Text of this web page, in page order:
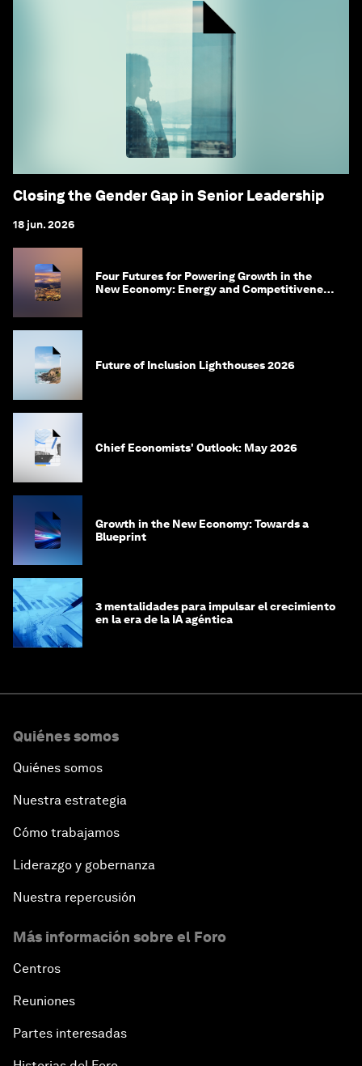
Closing the Gender Gap in Senior Leadership
18 jun. 2026
Four Futures for Powering Growth in the
New Economy: Energy and Competitiveness
Future of Inclusion Lighthouses 2026
Chief Economists' Outlook: May 2026
Growth in the New Economy: Towards a
Blueprint
3 mentalidades para impulsar el crecimiento
en la era de la IA agéntica
Quiénes somos
Quiénes somos
Nuestra estrategia
Cómo trabajamos
Liderazgo y gobernanza
Nuestra repercusión
Más información sobre el Foro
Centros
Reuniones
Partes interesadas